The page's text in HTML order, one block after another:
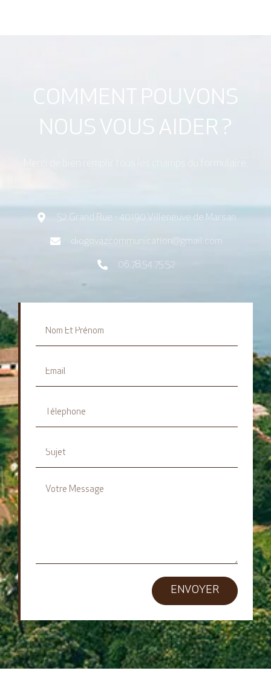
COMMENT POUVONS
NOUS VOUS AIDER ?
52 Grand Rue - 40190 Villeneuve de Marsan
diogovazcommunication@gmail.com
06.78.54.75.52
ENVOYER